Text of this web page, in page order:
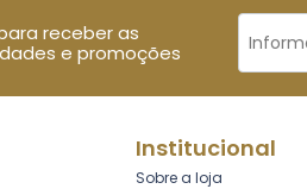
receber as
e promoções
Institucional
Sobre a loja